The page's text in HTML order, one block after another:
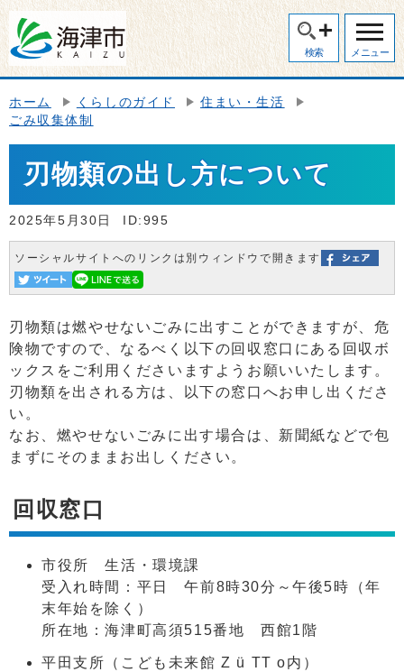
検索 メニュー
ホーム くらしのガイド
住まい・生活
ごみ収集体制
刃物類の出し方について
2025年5月30日 ID:995
ソーシャルサイトへのリンクは別ウィンドウで開きます
刃物類は燃やせないごみに出すことができますが、危
険物ですので、なるべく以下の回収窓口にある回収ボ
ックスをご利用くださいますようお願いいたします。
刃物類を出される方は、以下の窓口へお申し出くださ
い。
なお、燃やせないごみに出す場合は、新聞紙などで包
まずにそのままお出しください。
回収窓口
市役所 生活・環境課
受入れ時間：平日 午前8時30分～午後5時（年
末年始を除く）
所在地：海津町高須515番地 西館1階
平田支所（こども未来館 Z ü TT o内）